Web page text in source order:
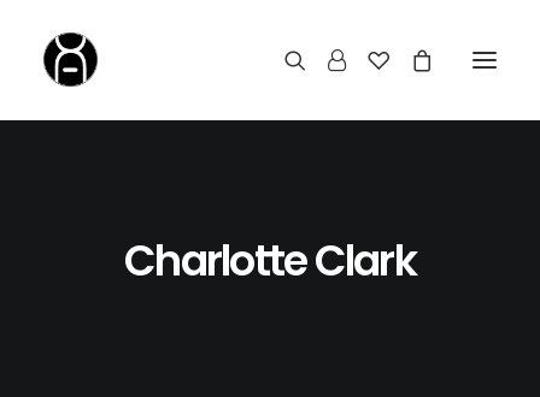
Charlotte Clark